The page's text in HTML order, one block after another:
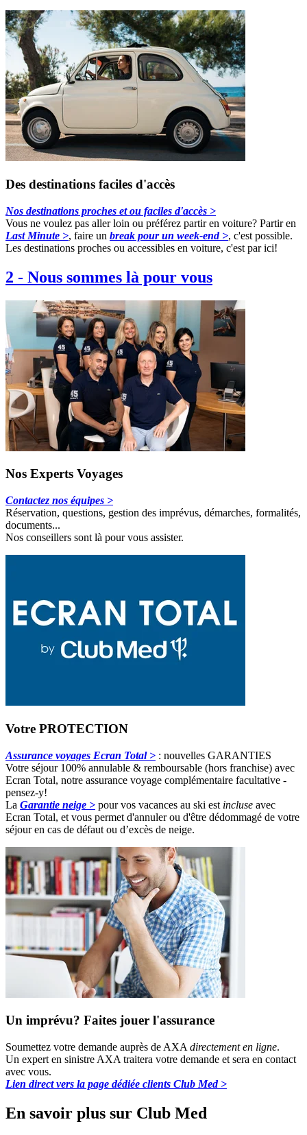
Des destinations faciles d'accès
Nos destinations proches et ou faciles d'accès >
Vous ne voulez pas aller loin ou préférez partir en voiture? Partir en
Last Minute >, faire un break pour un week-end >, c'est possible.
Les destinations proches ou accessibles en voiture, c'est par ici!
2 - Nous sommes là pour vous
Nos Experts Voyages
Contactez nos équipes >
Réservation, questions, gestion des imprévus, démarches, formalités,
documents...
Nos conseillers sont là pour vous assister.
Votre PROTECTION
Assurance voyages Ecran Total > : nouvelles GARANTIES
Votre séjour 100% annulable & remboursable (hors franchise) avec
Ecran Total, notre assurance voyage complémentaire facultative -
pensez-y!
La Garantie neige > pour vos vacances au ski est incluse avec
Ecran Total, et vous permet d'annuler ou d'être dédommagé de votre
séjour en cas de défaut ou d’excès de neige.
Un imprévu? Faites jouer l'assurance
Soumettez votre demande auprès de AXA directement en ligne.
Un expert en sinistre AXA traitera votre demande et sera en contact
avec vous.
Lien direct vers la page dédiée clients Club Med >
En savoir plus sur Club Med